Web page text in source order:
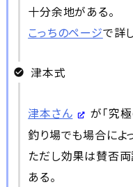
十分余地がある。
こっちのページで詳
津本式
津本さん
が「究
釣り場でも場合によ
ただし効果は賛否
ある。